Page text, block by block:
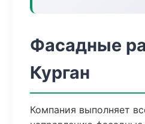
Фасадные
Курган
Компания выполняет